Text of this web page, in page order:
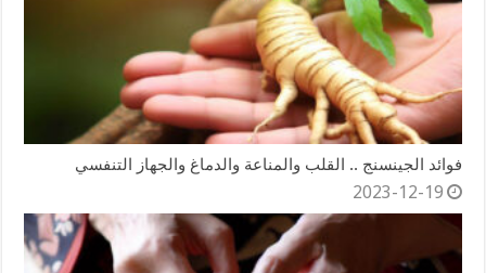
فوائد الجينسنج .. القلب والمناعة والدماغ والجهاز التنفسي
2023-12-19